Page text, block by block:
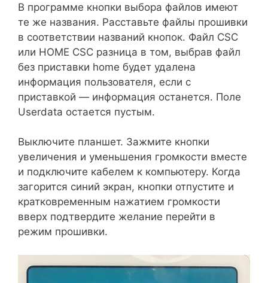
В программе кнопки выбора файлов имеют
те же названия. Расставьте файлы прошивки
в соответствии названий кнопок. Файл CSC
или HOME CSC разница в том, выбрав файл
без приставки home будет удалена
информация пользователя, если с
приставкой — информация останется. Поле
Userdata остается пустым.
Выключите планшет. Зажмите кнопки
увеличения и уменьшения громкости вместе
и подключите кабелем к компьютеру. Когда
загорится синий экран, кнопки отпустите и
кратковременным нажатием громкости
вверх подтвердите желание перейти в
режим прошивки.